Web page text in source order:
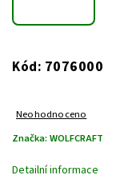
Kód: 7076000
Neohodnoceno
Značka: WOLFCRAFT
Detailní informace